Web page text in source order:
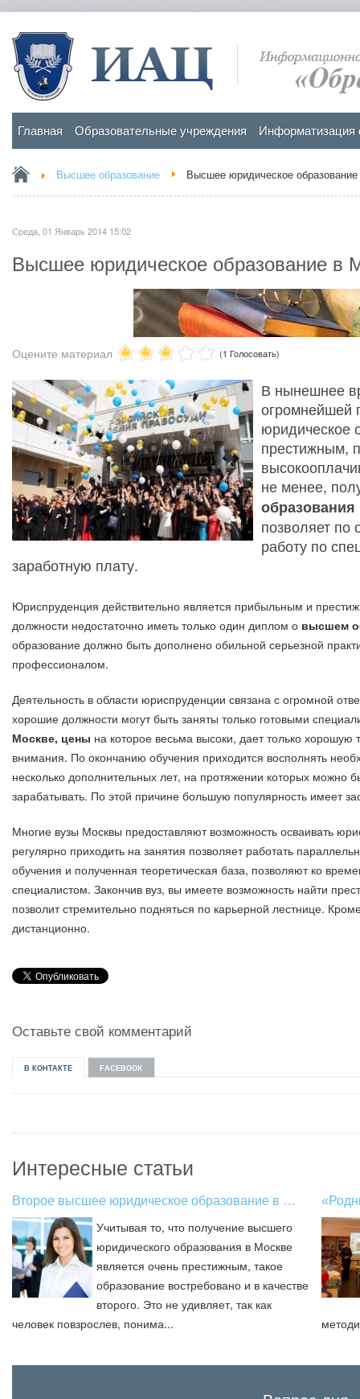
Главная Образовательные учреждения Информатизация
Высшее образование Высшее юридическое
Среда, 01 Январь 2014 15:02
Высшее юридическое образование в
Оцените материал (1 Голосовать)
В нынешнее
огромнейшей
юридическое
престижным,
не менее,
позволяет по
работу по
заработную плату.
Юриспруденция действительно является прибыльным и
должности недостаточно иметь только один диплом о высшем
образование должно быть дополнено обильной серьезной
профессионалом.
Деятельность в области юриспруденции связана с огромной
хорошие должности могут быть заняты только готовыми
Москве, цены на которое весьма высоки, дает только хорошую
внимания. По окончанию обучения приходится восполнять
несколько дополнительных лет, на протяжении которых можно
зарабатывать. По этой причине большую популярность имеет
Многие вузы Москвы предоставляют возможность осваивать
регулярно приходить на занятия позволяет работать
обучения и полученная теоретическая база, позволяют ко
специалистом. Закончив вуз, вы имеете возможность найти
позволит стремительно подняться по карьерной лестнице.
дистанционно.
Оставьте свой комментарий
В КОНТАКТЕ FACEBOOK
Интересные статьи
Второе высшее юридическое образование в …
Учитывая то, что получение высшего
юридического образования в Москве
является очень престижным, такое
образование востребовано и в качестве
второго. Это не удивляет, так как
человек повзрослев, понима...